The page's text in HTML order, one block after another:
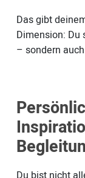
Das gibt
Dimension: Du
– sondern